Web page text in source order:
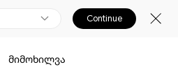
Continue
მიმოხილვა